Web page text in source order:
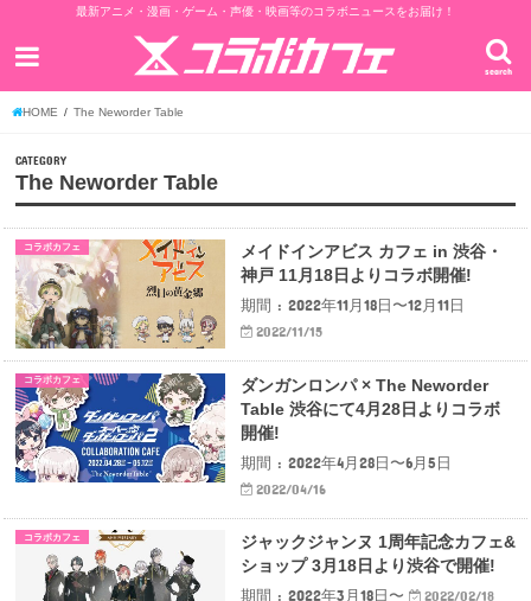
最新アニメ・漫画・ゲーム・声優・映画等のコラボニュースをお届け！
search
HOME The Neworder Table
CATEGORY
The Neworder Table
コラボカフェ
メイドインアビス カフェ in 渋谷・
神戸 11月18日よりコラボ開催!
期間 : 2022年11月18日〜12月11日
2022/11/15
コラボカフェ
ダンガンロンパ × The Neworder
Table 渋谷にて4月28日よりコラボ
開催!
期間 : 2022年4月28日〜6月5日
2022/04/16
コラボカフェ
ジャックジャンヌ 1周年記念カフェ&
ショップ 3月18日より渋谷で開催!
期間 : 2022年3月18日〜
2022/02/18